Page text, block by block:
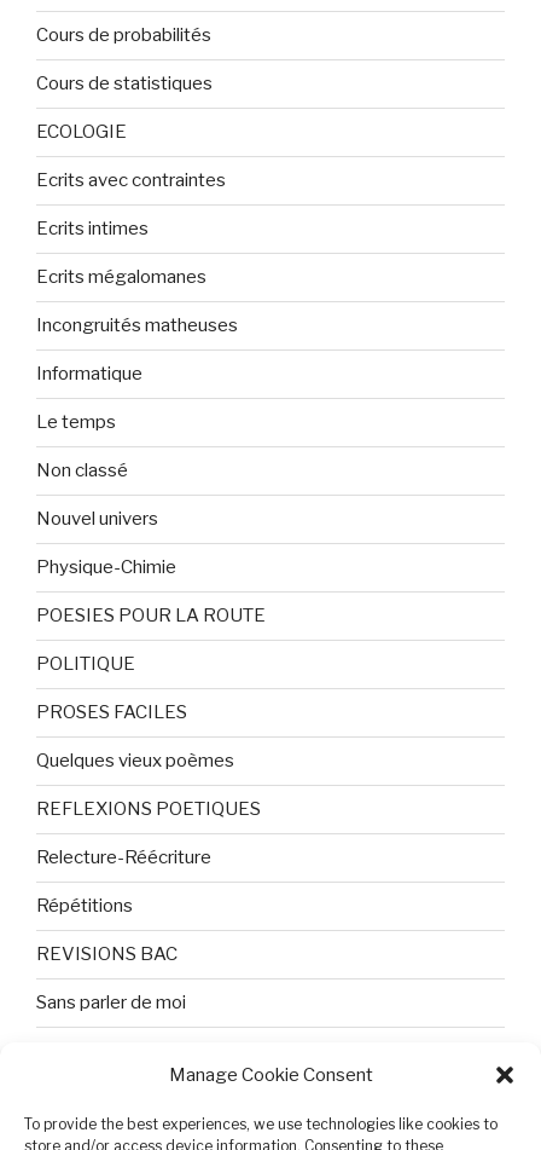
Manage Cookie Consent
To provide the best experiences, we use technologies like cookies to
store and/or access device information. Consenting to these
Cours de probabilités
Cours de statistiques
ECOLOGIE
Ecrits avec contraintes
Ecrits intimes
Ecrits mégalomanes
Incongruités matheuses
Informatique
Le temps
Non classé
Nouvel univers
Physique-Chimie
POESIES POUR LA ROUTE
POLITIQUE
PROSES FACILES
Quelques vieux poèmes
REFLEXIONS POETIQUES
Relecture-Réécriture
Répétitions
REVISIONS BAC
Sans parler de moi